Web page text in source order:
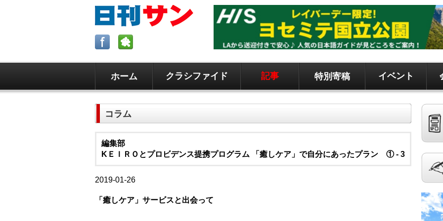
ホーム クラシファイド 記事 特別寄稿 イベント
ロサンゼルスの求人、クラシファイド、地元情報など
日刊サンはロサンゼルスの日本語新聞です。 記事は毎日更新、求人、クラシファイドは
毎週木曜5時更新。
コラム
編集部
KＥＩＲＯとプロビデンス提携プログラム 「癒しケア」で自分にあったプラン ① - 3
2019-01-26
「癒しケア」サービスと出会って